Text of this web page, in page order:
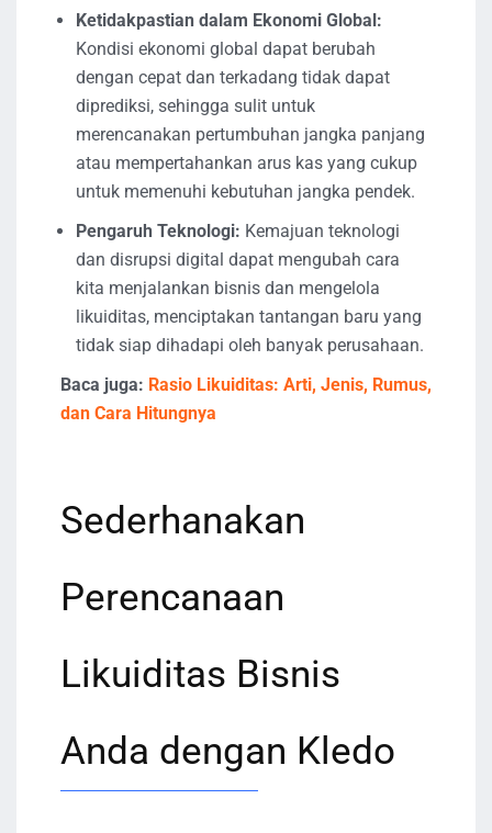
Ketidakpastian dalam Ekonomi Global:
Kondisi ekonomi global dapat berubah
dengan cepat dan terkadang tidak dapat
diprediksi, sehingga sulit untuk
merencanakan pertumbuhan jangka panjang
atau mempertahankan arus kas yang cukup
untuk memenuhi kebutuhan jangka pendek.
Pengaruh Teknologi: Kemajuan teknologi
dan disrupsi digital dapat mengubah cara
kita menjalankan bisnis dan mengelola
likuiditas, menciptakan tantangan baru yang
tidak siap dihadapi oleh banyak perusahaan.
Baca juga: Rasio Likuiditas: Arti, Jenis, Rumus,
dan Cara Hitungnya
Sederhanakan
Perencanaan
Likuiditas Bisnis
Anda dengan Kledo